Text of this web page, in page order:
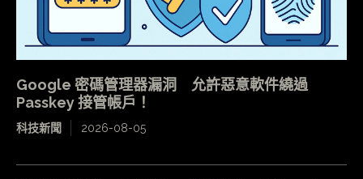
Google 密碼管理器漏洞 允許惡意軟件繞過
Passkey 接管帳戶！
科技新聞 2026-08-05